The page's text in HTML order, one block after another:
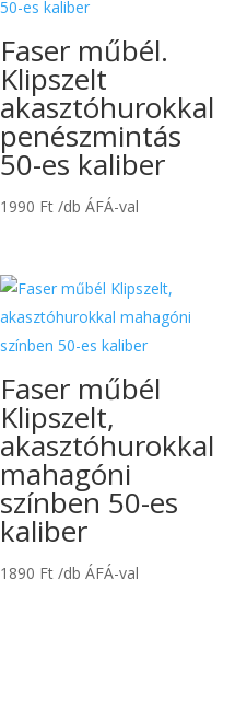
Faser műbél.
Klipszelt
akasztóhurokkal
penészmintás
50-es kaliber
1990 Ft /db ÁFÁ-val
Faser műbél
Klipszelt,
akasztóhurokkal
mahagóni
színben 50-es
kaliber
1890 Ft /db ÁFÁ-val